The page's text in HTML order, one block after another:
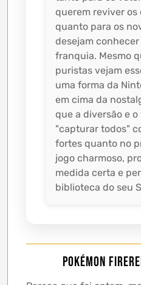
querem reviver os
quanto para os
desejam conhecer
franquia. Mesmo
puristas vejam
uma forma da
em cima da
que a diversão e
"capturar todos"
fortes quanto no
jogo charmoso,
medida certa e
biblioteca do seu
Pokémon